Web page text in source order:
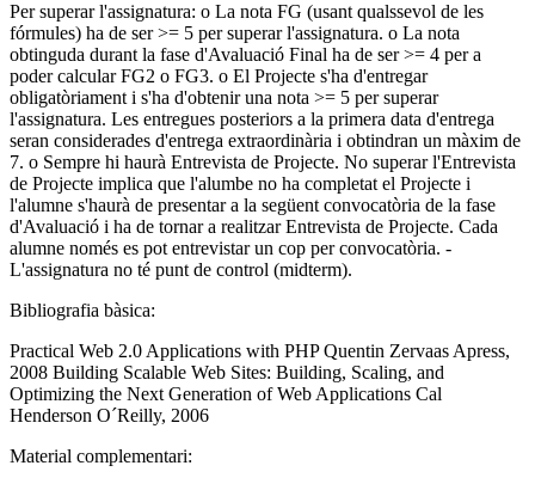
Per superar l'assignatura: o La nota FG (usant qualssevol de les
fórmules) ha de ser >= 5 per superar l'assignatura. o La nota
obtinguda durant la fase d'Avaluació Final ha de ser >= 4 per a
poder calcular FG2 o FG3. o El Projecte s'ha d'entregar
obligatòriament i s'ha d'obtenir una nota >= 5 per superar
l'assignatura. Les entregues posteriors a la primera data d'entrega
seran considerades d'entrega extraordinària i obtindran un màxim de
7. o Sempre hi haurà Entrevista de Projecte. No superar l'Entrevista
de Projecte implica que l'alumbe no ha completat el Projecte i
l'alumne s'haurà de presentar a la següent convocatòria de la fase
d'Avaluació i ha de tornar a realitzar Entrevista de Projecte. Cada
alumne només es pot entrevistar un cop per convocatòria. -
L'assignatura no té punt de control (midterm).
Bibliografia bàsica:
Practical Web 2.0 Applications with PHP Quentin Zervaas Apress,
2008 Building Scalable Web Sites: Building, Scaling, and
Optimizing the Next Generation of Web Applications Cal
Henderson O´Reilly, 2006
Material complementari: